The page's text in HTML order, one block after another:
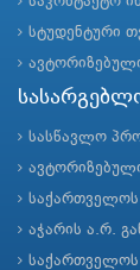
სტუდენტური
სასწავლო
საქართველოს
აჭარის ა.რ.